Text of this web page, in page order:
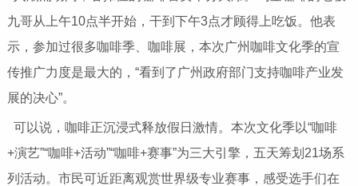
九哥从上午10点半开始，干到下午3点才顾得上吃饭。他表
示，参加过很多咖啡季、咖啡展，本次广州咖啡文化季的宣
传推广力度是最大的，“看到了广州政府部门支持咖啡产业发
展的决心”。
可以说，咖啡正沉浸式释放假日激情。本次文化季以“咖啡
+演艺”“咖啡+活动”“咖啡+赛事”为三大引擎，五天筹划21场系
列活动。市民可近距离观赏世界级专业赛事，感受选手们在